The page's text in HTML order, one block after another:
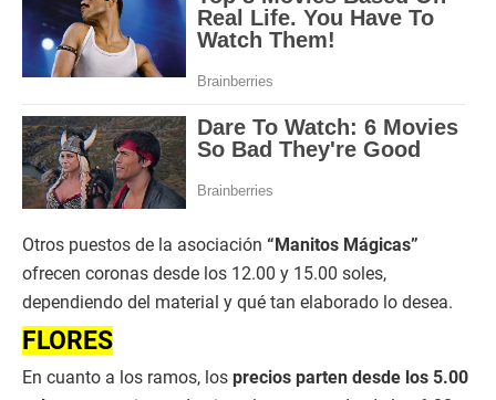
Otros puestos de la asociación “Manitos Mágicas”
ofrecen coronas desde los 12.00 y 15.00 soles,
dependiendo del material y qué tan elaborado lo desea.
FLORES
En cuanto a los ramos, los precios parten desde los 5.00